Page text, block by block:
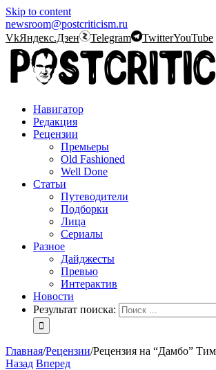
Skip to content
newsroom@postcriticism.ru
VkЯндекс.Дзен Telegram TwitterYouTube
Навигатор
Редакция
Рецензии
Премьеры
Old Fashioned
Well Done
Статьи
Путеводители
Подборки
Лица
Сериалы
Разное
Дайджесты
Превью
Интерактив
Новости
Результат поиска:
Главная/Рецензии/Рецензия на “Дамбо”
Назад Вперед